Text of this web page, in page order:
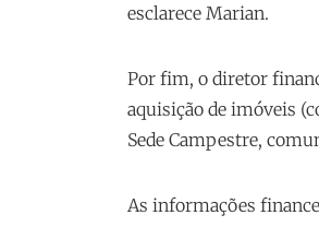
esclarece Marian.
Por fim, o diretor
aquisição de imóveis
Sede Campestre,
As informações